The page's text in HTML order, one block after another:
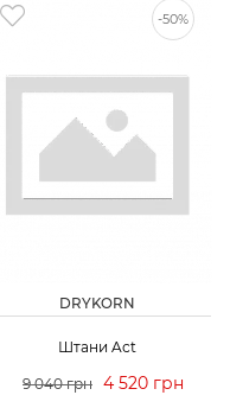
-50%
DRYKORN
Штани Aсt
9 040 грн 4 520 грн